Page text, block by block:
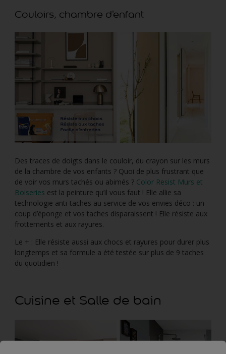
Couloirs, chambre d'enfant
Des traces de doigts dans le couloir, du crayon sur les murs
de la chambre de vos enfants ? Quoi de plus frustrant que
de voir vos murs tachés ou abimés ? Color Resist Murs et
Boiseries est la peinture qu’il vous faut ! Elle allie sa
technologie anti-taches au service de vos envies déco : un
coup d’éponge et vos taches disparaissent ! Elle résiste aux
frottements et aux rayures.
Le + : Elle résiste aussi aux chocs et rayures pour durer plus
longtemps et sa formule a été testée sur plus de 9 taches
du quotidien !
Cuisine et Salle de bain